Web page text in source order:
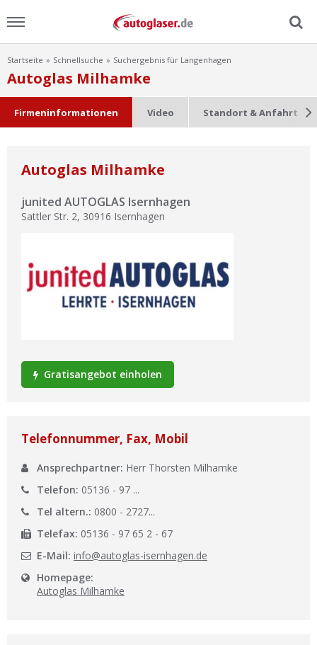
Menu
Home
Ratgeber
Scheibensuche
Lexikon
Werkstatt Login
Startseite Schnellsuche Suchergebnis für Langenhagen
Autoglas Milhamke
Firmeninformationen Video Standort & Anfahrt
Autoglas Milhamke
junited AUTOGLAS Isernhagen
Sattler Str. 2, 30916 Isernhagen
Gratisangebot einholen
Telefonnummer, Fax, Mobil
Ansprechpartner: Herr Thorsten Milhamke
Telefon: 05136 - 97 ...
Tel altern.: 0800 - 2727...
Telefax: 05136 - 97 65 2 - 67
E-Mail: info@autoglas-isernhagen.de
Homepage:
Autoglas Milhamke